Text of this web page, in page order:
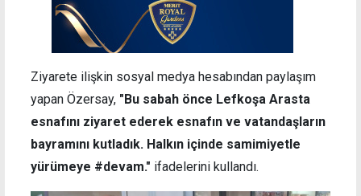
Ziyarete ilişkin sosyal medya hesabından paylaşım
yapan Özersay, "Bu sabah önce Lefkoşa Arasta
esnafını ziyaret ederek esnafın ve vatandaşların
bayramını kutladık. Halkın içinde samimiyetle
yürümeye #devam." ifadelerini kullandı.